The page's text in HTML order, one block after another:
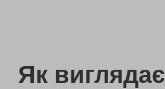
Як виглядає